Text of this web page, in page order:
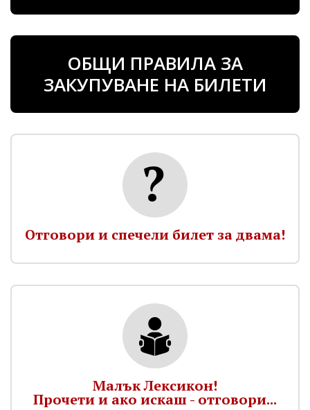
ОБЩИ ПРАВИЛА ЗА
ЗАКУПУВАНЕ НА БИЛЕТИ
Отговори и спечели билет за двама!
Малък Лексикон!
Прочети и ако искаш - отговори...